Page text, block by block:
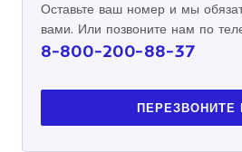
Оставьте ваш номер и мы
вами. Или позвоните нам по
8-800-200-88-37
ПЕРЕЗВОНИТЕ